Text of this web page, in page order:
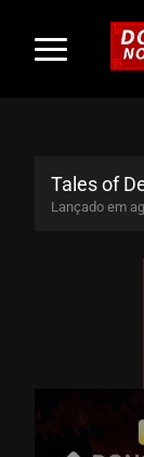
Tales of
Lançado em